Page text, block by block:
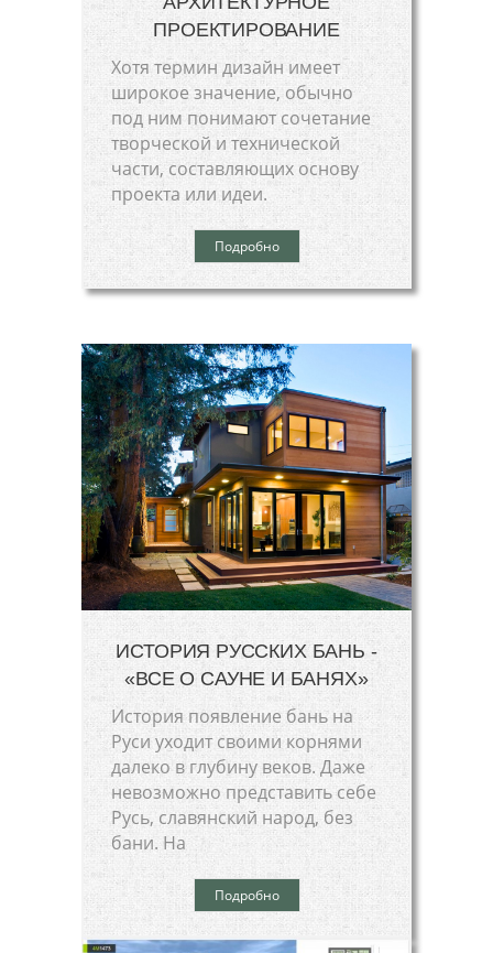
ПРОЕКТИРОВАНИЕ
Хотя термин дизайн имеет
широкое значение, обычно
под ним понимают сочетание
творческой и технической
части, составляющих основу
проекта или идеи.
Подробно
ИСТОРИЯ РУССКИХ БАНЬ -
«ВСЕ О САУНЕ И БАНЯХ»
История появление бань на
Руси уходит своими корнями
далеко в глубину веков. Даже
невозможно представить себе
Русь, славянский народ, без
бани. На
Подробно